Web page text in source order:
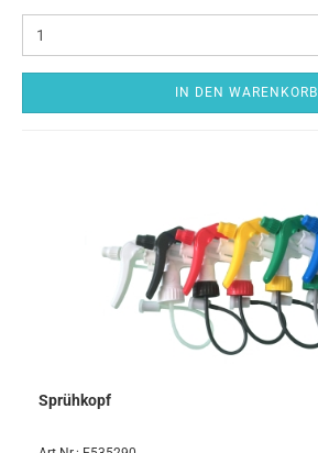
IN DEN WARENKORB
Sprühkopf